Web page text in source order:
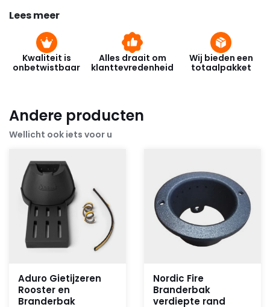
Lees meer
Kwaliteit is
onbetwistbaar
Alles draait om
klanttevredenheid
Wij bieden een
totaalpakket
Andere producten
Wellicht ook iets voor u
Aduro Gietijzeren
Rooster en
Branderbak
Nordic Fire
Branderbak
verdiepte rand